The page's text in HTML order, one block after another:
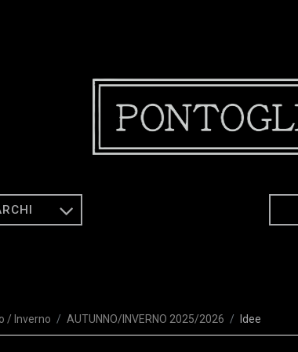
/ Inverno AUTUNNO/INVERNO 2025/2026 Idee